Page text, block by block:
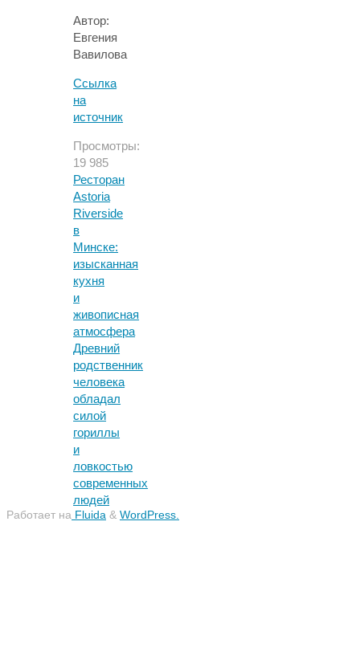
Автор:
Евгения
Вавилова
Ссылка
на
источник
Просмотры:
19 985
Ресторан
Astoria
Riverside
в
Минске:
изысканная
кухня
и
живописная
атмосфера
Древний
родственник
человека
обладал
силой
гориллы
и
ловкостью
современных
людей
Работает на Fluida & WordPress.